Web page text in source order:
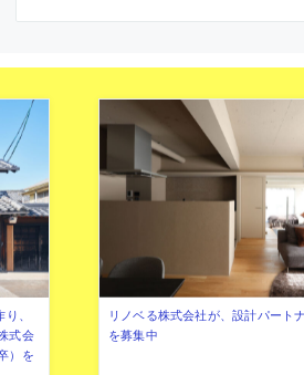
、
式会
）を
リノベる株式会社が、設計パート
を募集中